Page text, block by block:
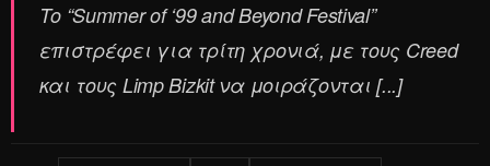
Το “Summer of ‘99 and Beyond Festival”
επιστρέφει για τρίτη χρονιά, με τους Creed
και τους Limp Bizkit να μοιράζονται [...]